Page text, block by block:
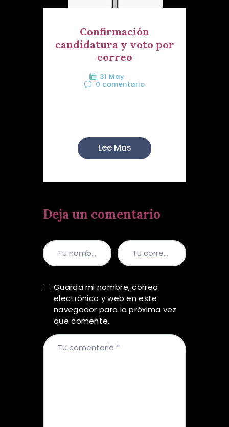
Confirmación
candidatura y voto por
correo
31 May
0 comentario
Lee Mas
Deja un comentario
Guarda mi nombre, correo
electrónico y web en este
navegador para la próxima vez
que comente.